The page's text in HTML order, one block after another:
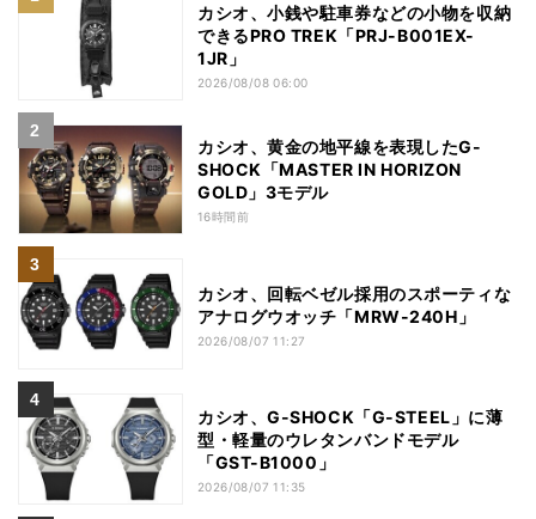
カシオ、小銭や駐車券などの小物を収納
できるPRO TREK「PRJ-B001EX-
1JR」
2026/08/08 06:00
カシオ、黄金の地平線を表現したG-
SHOCK「MASTER IN HORIZON
GOLD」3モデル
16時間前
カシオ、回転ベゼル採用のスポーティな
アナログウオッチ「MRW-240H」
2026/08/07 11:27
カシオ、G-SHOCK「G-STEEL」に薄
型・軽量のウレタンバンドモデル
「GST-B1000」
2026/08/07 11:35